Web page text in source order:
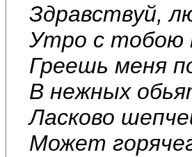
Здравствуй,
Утро с тобою
Греешь меня
В нежных
Ласково
Может